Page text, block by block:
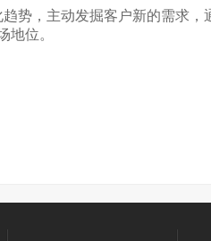
，主动发掘客户新的需求
地位。